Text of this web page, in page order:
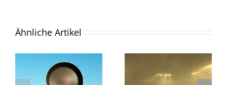
Ähnliche Artikel